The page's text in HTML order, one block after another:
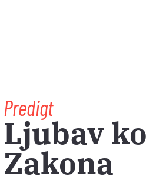
Predigt
Ljubav
Zakona